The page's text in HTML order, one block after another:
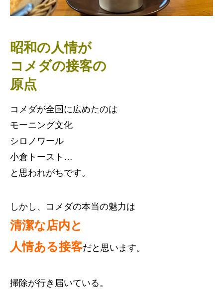
昭和の人情が
コメダの接客の
原点
コメダが全国に広めたのは
モーニング文化
シロノワール
小倉トースト…
と思われがちです。
しかし、コメダの本当の魅力は
清潔な店内と
人情ある接客だと思います。
掃除が行き届いている。